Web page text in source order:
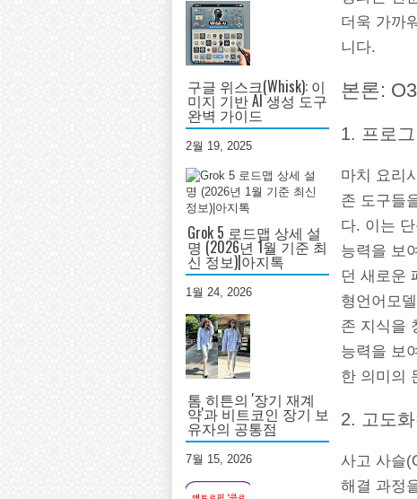
구글 위스크(Whisk): 이
미지 기반 AI 생성 도구
완벽 가이드
2월 19, 2025
Grok 5 로드맵 상세 설
명 (2026년 1월 기준 최
신 정보)|아지톡
1월 24, 2026
톰 히튼의 '장기 재계
약'과 비트코인 장기 보
유자의 공통점
7월 15, 2026
더욱 가까
니다.
본론:
1. 프로
마치 요리
존 도구들
다. 이는
능력을 보
던 새로운
형언어모
존 지식을
능력을 보
한 의미의
2. 고도
사고 사슬
해결 과정